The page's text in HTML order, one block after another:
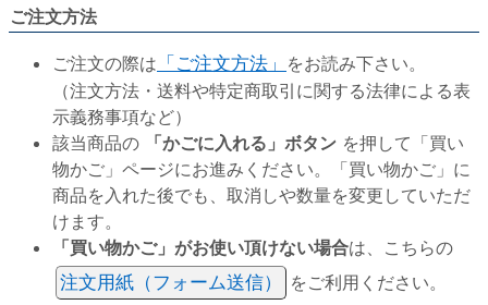
ご注文方法
ご注文の際は 「ご注文方法」 をお読み下さい。
（注文方法・送料や特定商取引に関する法律による表
示義務事項など）
該当商品の
「かごに入れる」ボタン を押して「買い
物かご」ページにお進みください。「買い物かご」に
商品を入れた後でも、取消しや数量を変更していただ
けます。
「買い物かご」がお使い頂けない場合は、こちらの
注文用紙（フォーム送信）
をご利用ください。